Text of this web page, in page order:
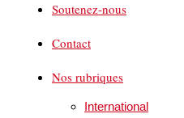
Soutenez-nous
Contact
Nos rubriques
International